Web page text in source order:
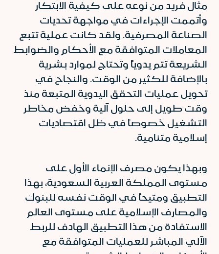
مثال فريد من نوعه على كيفية الابتكار
وأتممت الإجراءات في مواجهة تحديات
الصناعة المصرفية. ولقد كانت عملية تتبع
المعاملات المتوافقة مع الأحكام والضوابط
الشريعة تتم يدوياً وتحتاج لموارد بشرية
بالإضافة للكثير من الوقت. والنجاح في
تحويل عمليات التحقق اليدوية المتبعة منذ
وقت طويل إلى حلول آلية وخفض مخاطر
التشغيل خصوصاً في ظل اقتصاديات
إسلامية متنامية.
وبهذا يكون مصرف الإنماء الأول على
مستوى المملكة العربية السعودية، بهذا
التطبيق ومتيحاً في الوقت نفسه للبنوك
والمصارف الإسلامية على مستوى العالم
الاستفادة من هذا التطبيق الهادف للربط
الآلي المباشر للعمليات المتوافقة مع